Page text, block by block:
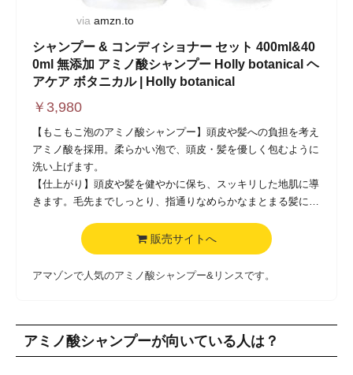
via amzn.to
シャンプー & コンディショナー セット 400ml&40
0ml 無添加 アミノ酸シャンプー Holly botanical ヘ
アケア ボタニカル | Holly botanical
￥ 3,980
【もこもこ泡のアミノ酸シャンプー】頭皮や髪への負担を考え
アミノ酸を採用。柔らかい泡で、頭皮・髪を優しく包むように
洗い上げます。
【仕上がり】頭皮や髪を健やかに保ち、スッキリした地肌に導
きます。毛先までしっとり、指通りなめらかなまとまる髪に。
しの香りで、ちょっと贅沢なバスタイムを。
【10の無添加】石油界面活性剤、合成着色料、パラベン、紫外
線吸収剤、硫酸系、パラフィン、PEG、PG、サルフェート、
ウキ葉エキスをはじめとするハーブエキスを配合。より安心し
てお客様に商品を使っていただけるよう、原料からこだわって
います。企画〜製造まですべてMade in Japan。品質にもこだ
販売サイトへ
アマゾンで人気のアミノ酸シャンプー&リンスです。
アミノ酸シャンプーが向いている人は？